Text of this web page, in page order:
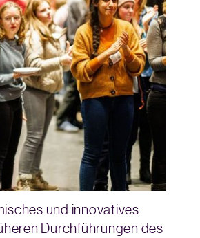
und innovatives
Durchführungen des